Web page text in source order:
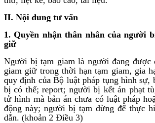
II. Nội dung tư vấn
1. Quyền nhận thân nhân của người
giữ
Người bị tạm giam là người đang được
giam giữ trong thời hạn tạm giam, gia
quy định của Bộ luật pháp tụng hình sự,
bị có thể; report; người bị kết án phạt
tử hình mà bản án chưa có luật pháp
động này; người bị tạm dừng để thực
dẫn. (khoản 2 Điều 3)